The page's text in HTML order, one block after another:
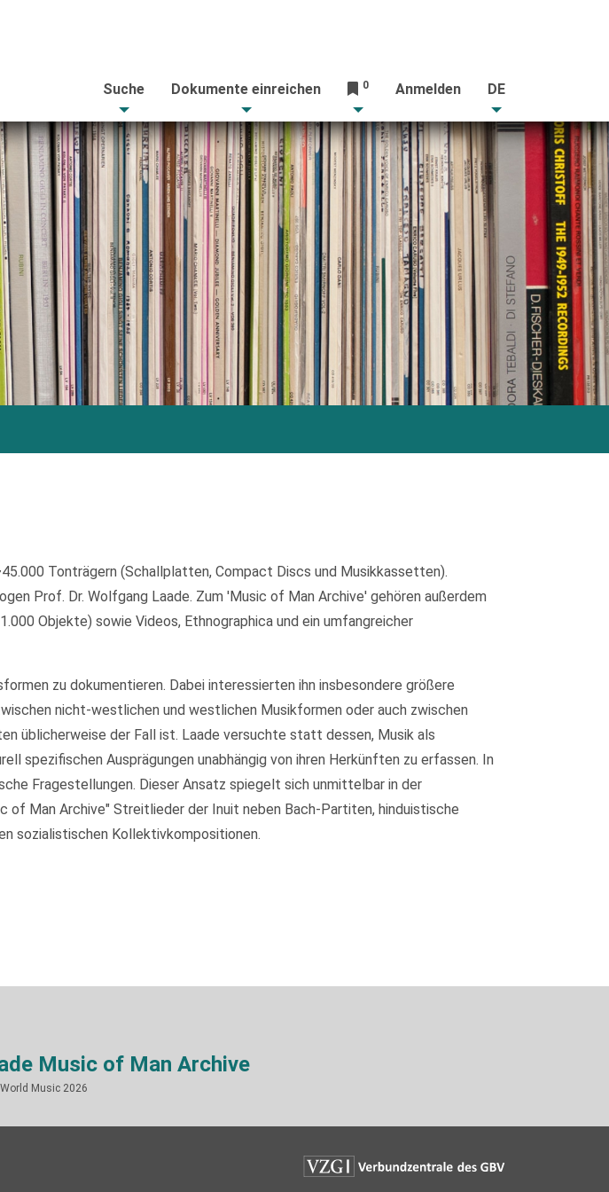
Suche Dokumente einreichen 0 Anmelden DE
Tonträgern (Schallplatten, Compact Discs und Musikkassetten).
Prof. Dr. Wolfgang Laade. Zum 'Music of Man Archive' gehören außerdem
Objekte) sowie Videos, Ethnographica und ein umfangreicher
zu dokumentieren. Dabei interessierten ihn insbesondere größere
nicht-westlichen und westlichen Musikformen oder auch zwischen
üblicherweise der Fall ist. Laade versuchte statt dessen, Musik als
spezifischen Ausprägungen unabhängig von ihren Herkünften zu erfassen. In
Fragestellungen. Dieser Ansatz spiegelt sich unmittelbar in der
of Man Archive" Streitlieder der Inuit neben Bach-Partiten, hinduistische
sozialistischen Kollektivkompositionen.
Music of Man Archive
Music 2026